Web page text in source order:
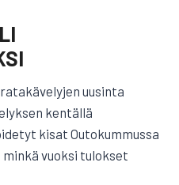
uusinta
kentällä
kisat Outokummussa
vuoksi tulokset